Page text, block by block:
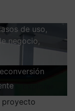
de uso,
negocio,
proyecto